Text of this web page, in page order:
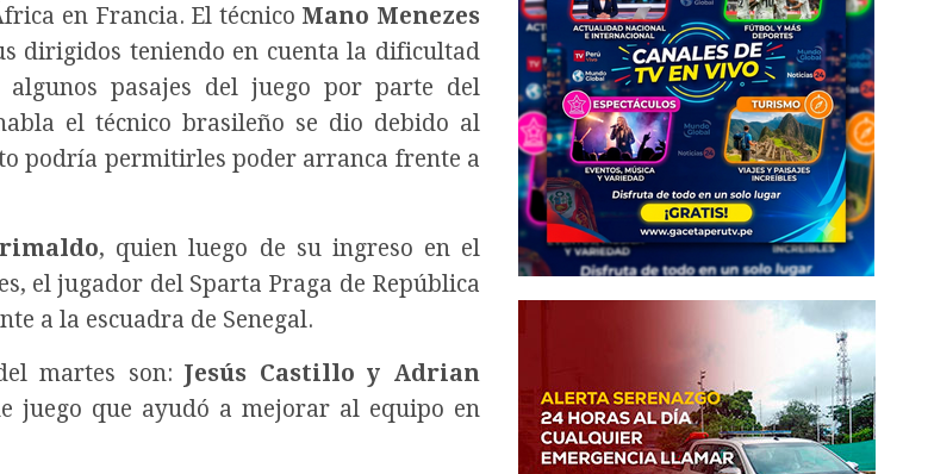
en Francia. El técnico Mano Menezes
dirigidos teniendo en cuenta la dificultad
pasajes del juego por parte del
el técnico brasileño se dio debido al
podría permitirles poder arranca frente a
, quien luego de su ingreso en el
el jugador del Sparta Praga de República
a la escuadra de Senegal.
martes son:Jesús Castillo y Adrian
juego que ayudó a mejorar al equipo en